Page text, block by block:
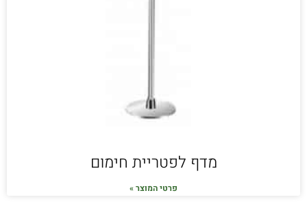
מדף לפטריית חימום
פרטי המוצר »